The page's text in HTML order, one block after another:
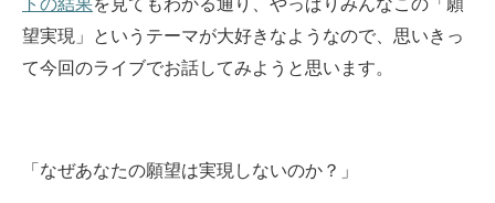
望実現」というテーマが大好きなようなので、思いきっ
て今回のライブでお話してみようと思います。
「なぜあなたの願望は実現しないのか？」